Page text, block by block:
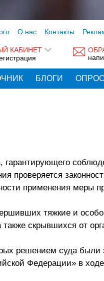
О нас Контакты
КАБИНЕТ
БЛОГИ
гарантирующего
проверяется
применения меры
тяжкие и
скрывшихся от
решением суда
Федерации» в